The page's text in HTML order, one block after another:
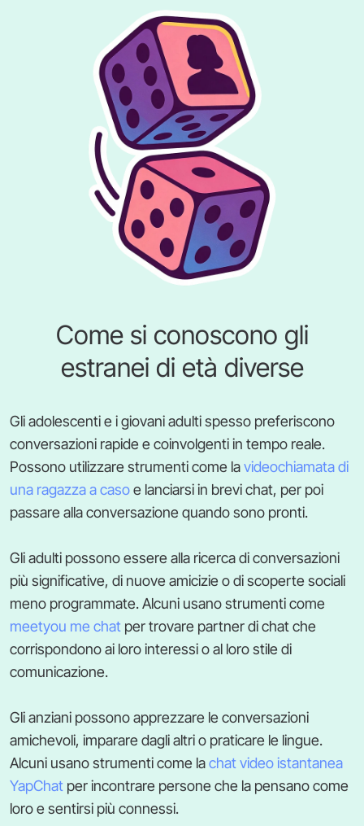
Come si conoscono gli
estranei di età diverse
Gli adolescenti e i giovani adulti spesso preferiscono
conversazioni rapide e coinvolgenti in tempo reale.
Possono utilizzare strumenti come lavideochiamata di
una ragazza a casoe lanciarsi in brevi chat, per poi
passare alla conversazione quando sono pronti.
Gli adulti possono essere alla ricerca di conversazioni
più significative, di nuove amicizie o di scoperte sociali
meno programmate. Alcuni usano strumenti come
meetyou me chat per trovare partner di chat che
corrispondono ai loro interessi o al loro stile di
comunicazione.
Gli anziani possono apprezzare le conversazioni
amichevoli, imparare dagli altri o praticare le lingue.
Alcuni usano strumenti come lachat video istantanea
YapChat per incontrare persone che la pensano come
loro e sentirsi più connessi.